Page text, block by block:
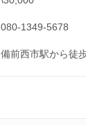
080-1349-5678
備前西市駅から徒